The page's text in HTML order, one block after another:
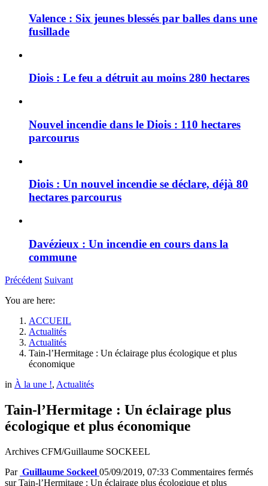
Valence : Six jeunes blessés par balles dans une
fusillade
Diois : Le feu a détruit au moins 280 hectares
Nouvel incendie dans le Diois : 110 hectares
parcourus
Diois : Un nouvel incendie se déclare, déjà 80
hectares parcourus
Davézieux : Un incendie en cours dans la
commune
Précédent Suivant
You are here:
ACCUEIL
Actualités
Actualités
Tain-l’Hermitage : Un éclairage plus écologique et plus
économique
in À la une !, Actualités
Tain-l’Hermitage : Un éclairage plus
écologique et plus économique
Archives CFM/Guillaume SOCKEEL
Par Guillaume Sockeel 05/09/2019, 07:33 Commentaires fermés
sur Tain-l’Hermitage : Un éclairage plus écologique et plus